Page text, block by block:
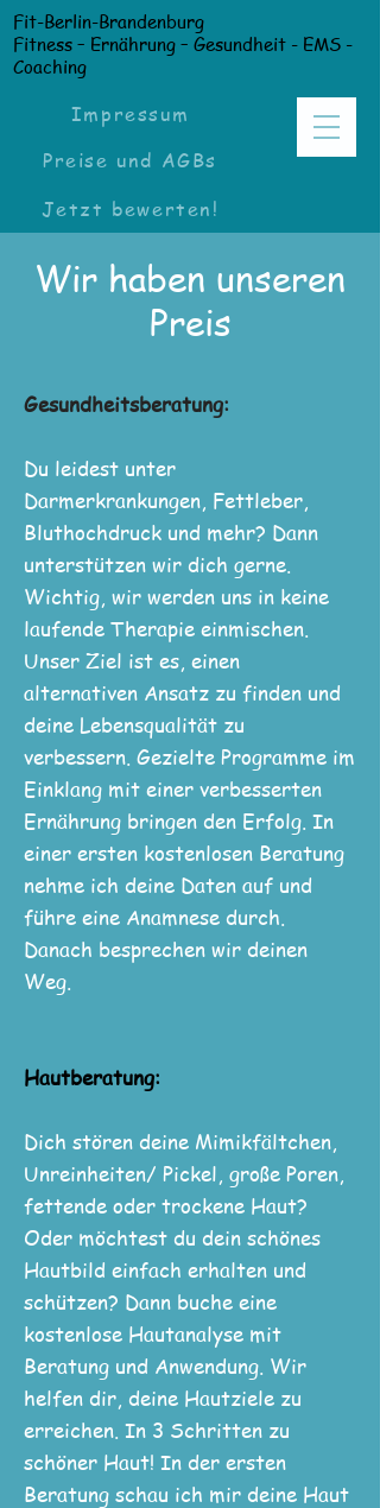
Fit-Berlin-Brandenburg
Fitness – Ernährung – Gesundheit - EMS -
Coaching
Impressum
Preise und AGBs
Jetzt bewerten!
Wir haben unseren
Preis
Gesundheitsberatung:
Du leidest unter
Darmerkrankungen, Fettleber,
Bluthochdruck und mehr? Dann
unterstützen wir dich gerne.
Wichtig, wir werden uns in keine
laufende Therapie einmischen.
Unser Ziel ist es, einen
alternativen Ansatz zu finden und
deine Lebensqualität zu
verbessern. Gezielte Programme im
Einklang mit einer verbesserten
Ernährung bringen den Erfolg.​ In
einer ersten kostenlosen Beratung
nehme ich deine Daten auf und
führe eine Anamnese durch.
Danach besprechen wir deinen
Weg.
Hautberatung:
Dich stören deine Mimikfältchen,
Unreinheiten/ Pickel, große Poren,
fettende oder trockene Haut?
Oder möchtest du dein schönes
Hautbild einfach erhalten und
schützen? Dann buche eine
kostenlose Hautanalyse mit
Beratung und Anwendung. Wir
helfen dir, deine Hautziele zu
erreichen. In 3 Schritten zu
schöner Haut! In der ersten
Beratung schau ich mir deine Haut